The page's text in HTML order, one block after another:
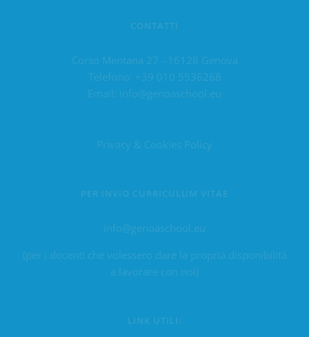
CONTATTI
Corso Mentana 27 - 16128 Genova
Telefono: +39 010 5536268
Email:
info@genoaschool.eu
Privacy & Cookies Policy
PER INVIO CURRICULUM VITAE
info@genoaschool.eu
(per i docenti che volessero dare la propria disponibilità
a lavorare con noi)
LINK UTILI: